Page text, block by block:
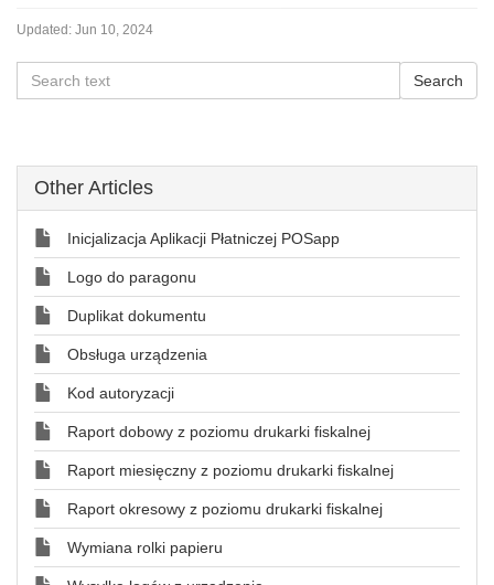
Updated: Jun 10, 2024
Other Articles
Inicjalizacja Aplikacji Płatniczej POSapp
Logo do paragonu
Duplikat dokumentu
Obsługa urządzenia
Kod autoryzacji
Raport dobowy z poziomu drukarki fiskalnej
Raport miesięczny z poziomu drukarki fiskalnej
Raport okresowy z poziomu drukarki fiskalnej
Wymiana rolki papieru